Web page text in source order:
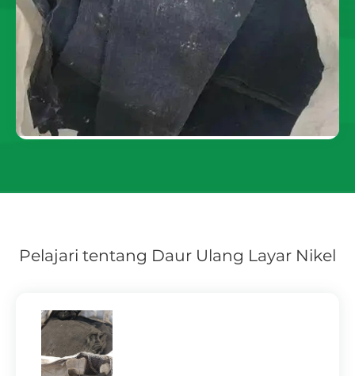
Pelajari tentang Daur Ulang Layar Nikel